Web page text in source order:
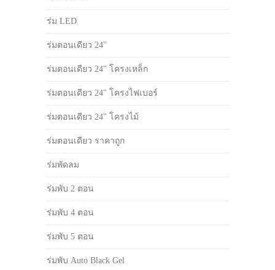
ร่ม LED
ร่มตอนเดียว 24"
ร่มตอนเดียว 24" โครงเหล็ก
ร่มตอนเดียว 24" โครงไฟเบอร์
ร่มตอนเดียว 24" โครงไม้
ร่มตอนเดียว ราคาถูก
ร่มพัดลม
ร่มพับ 2 ตอน
ร่มพับ 4 ตอน
ร่มพับ 5 ตอน
ร่มพับ Auto Black Gel